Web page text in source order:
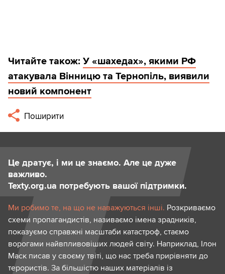
Читайте також: У «шахедах», якими РФ
атакувала Вінницю та Тернопіль, виявили
новий компонент
Поширити
Це дратує, і ми це знаємо. Але це дуже
важливо.
Texty.org.ua потребують вашої підтримки.
Ми робимо те, на що не наважуються інші. Розкриваємо
схеми пропагандистів, називаємо імена зрадників,
показуємо справжні масштаби катастроф, стаємо
ворогами найвпливовіших людей світу. Наприклад, Ілон
Маск писав у своєму твіті, що нас треба прирівняти до
терористів. За більшістю наших матеріалів із